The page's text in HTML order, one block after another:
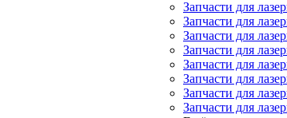
Запчасти для
Запчасти для
Запчасти для
Запчасти для
Запчасти для
Запчасти для
Запчасти для
Запчасти для